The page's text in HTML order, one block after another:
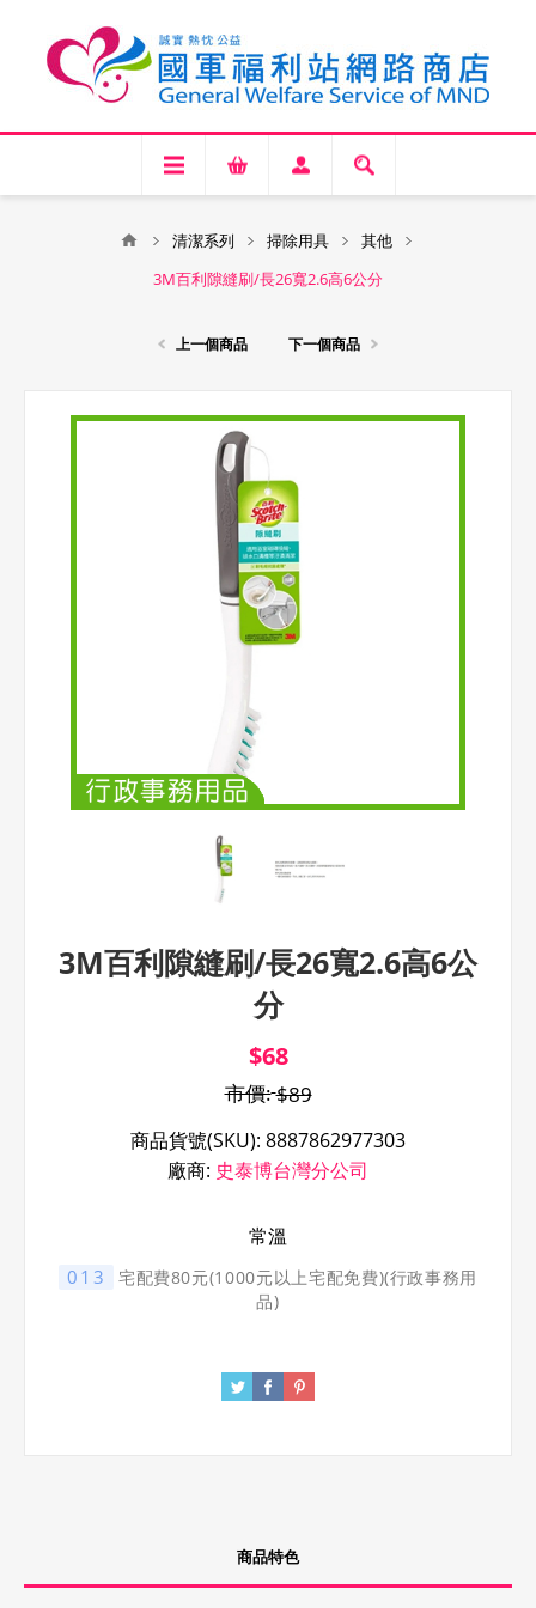
清潔系列 掃除用具
其他
3M百利隙縫刷/長26寬2.6高6公分
上一個商品 下一個商品
3M百利隙縫刷/長26寬2.6高6公
分
$68
市價:$89
商品貨號(SKU): 8887862977303
廠商: 史泰博台灣分公司
常溫
013
宅配費80元(1000元以上宅配免費)(行政事務用
品)
商品特色